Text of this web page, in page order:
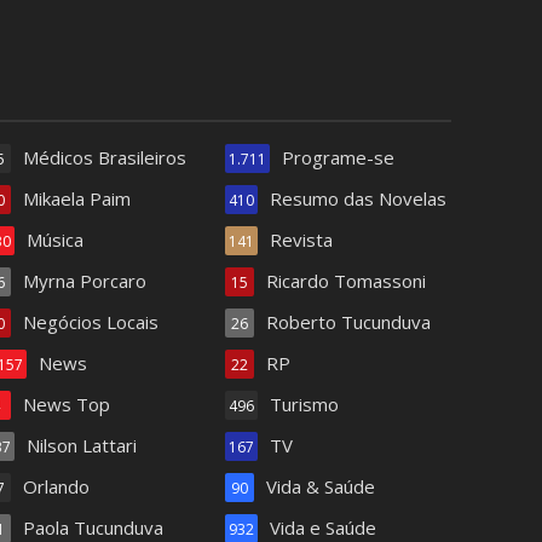
Médicos Brasileiros
Mikaela Paim
Música
Myrna Porcaro
Negócios Locais
News
News Top
Nilson Lattari
Orlando
Paola Tucunduva
Programe-se
1.711
Resumo das Novelas
410
Revista
141
Ricardo Tomassoni
15
Roberto Tucunduva
26
RP
22
Turismo
496
TV
167
Vida & Saúde
90
Vida e Saúde
932